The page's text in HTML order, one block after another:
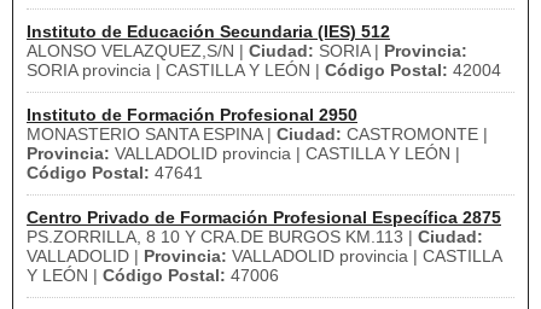
Instituto de Educación Secundaria (IES) 512
ALONSO VELAZQUEZ,S/N | Ciudad: SORIA | Provincia:
SORIA provincia | CASTILLA Y LEÓN | Código Postal: 42004
Instituto de Formación Profesional 2950
MONASTERIO SANTA ESPINA | Ciudad: CASTROMONTE |
Provincia: VALLADOLID provincia | CASTILLA Y LEÓN |
Código Postal: 47641
Centro Privado de Formación Profesional Específica 2875
PS.ZORRILLA, 8 10 Y CRA.DE BURGOS KM.113 | Ciudad:
VALLADOLID | Provincia: VALLADOLID provincia | CASTILLA
Y LEÓN | Código Postal: 47006